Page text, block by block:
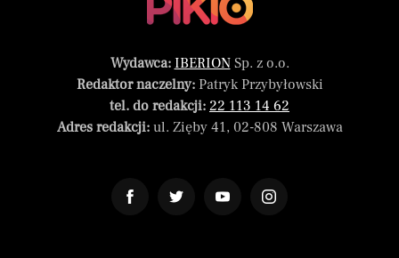
Wydawca: IBERIONSp. z o.o.
Redaktor naczelny:Patryk Przybyłowski
tel. do redakcji: 22 113 14 62
Adres redakcji:ul. Zięby 41, 02-808 Warszawa